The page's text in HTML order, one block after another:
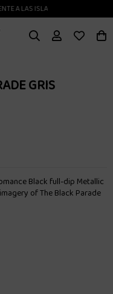
LAS ISLAS CANARIAS
GRIS
Black full-dip Metallic
of The Black Parade